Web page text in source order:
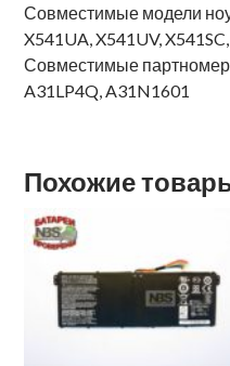
Совместимые модели
X541UA, X541UV,
Совместимые
A31LP4Q, A31N1601
Похожие